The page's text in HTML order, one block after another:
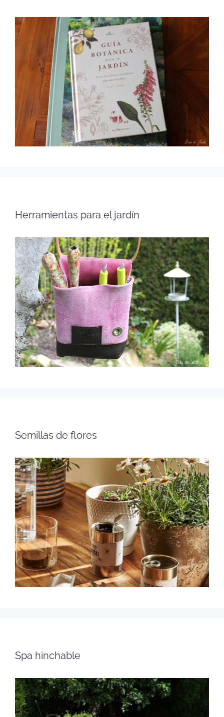
Herramientas para el jardín
Semillas de flores
Spa hinchable